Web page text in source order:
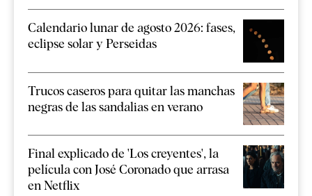
Calendario lunar de agosto 2026: fases,
eclipse solar y Perseidas
Trucos caseros para quitar las manchas
negras de las sandalias en verano
Final explicado de 'Los creyentes', la
película con José Coronado que arrasa
en Netflix